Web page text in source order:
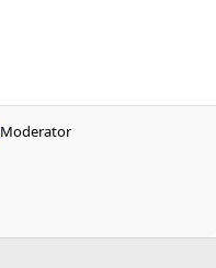
Moderator